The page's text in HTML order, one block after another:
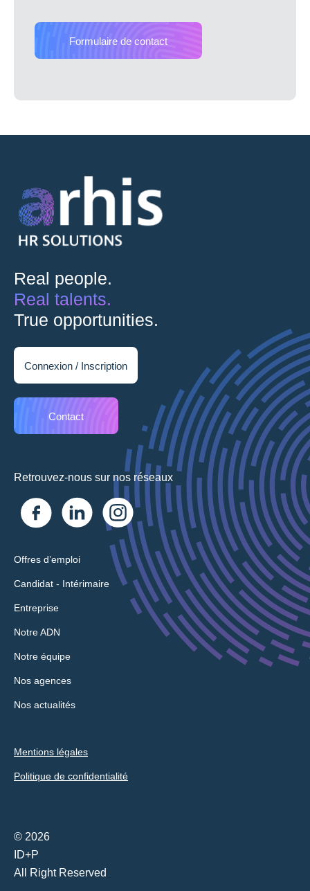
Formulaire de contact
Real people.
Real talents.
True opportunities.
Connexion / Inscription
Contact
Retrouvez-nous sur nos réseaux
Offres d’emploi
Candidat - Intérimaire
Entreprise
Notre ADN
Notre équipe
Nos agences
Nos actualités
Mentions légales
Politique de confidentialité
© 2026
ID+P
All Right Reserved